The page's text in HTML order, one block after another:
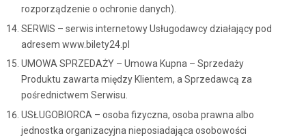
rozporządzenie o ochronie danych).
SERWIS – serwis internetowy Usługodawcy działający pod
adresem www.bilety24.pl
UMOWA SPRZEDAŻY – Umowa Kupna – Sprzedaży
Produktu zawarta między Klientem, a Sprzedawcą za
pośrednictwem Serwisu.
USŁUGOBIORCA – osoba fizyczna, osoba prawna albo
jednostka organizacyjna nieposiadająca osobowości